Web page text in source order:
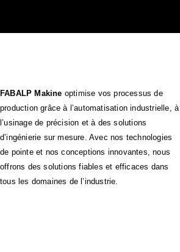
FABALP Makine optimise vos processus de
production grâce à l’automatisation industrielle, à
l’usinage de précision et à des solutions
d’ingénierie sur mesure. Avec nos technologies
de pointe et nos conceptions innovantes, nous
offrons des solutions fiables et efficaces dans
tous les domaines de l’industrie.